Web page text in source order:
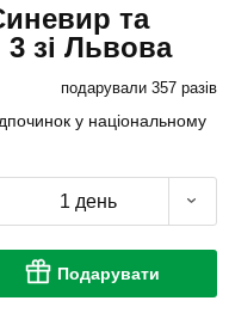
та
зі Львова
подарували 357 разів
у національному
1 день
Подарувати